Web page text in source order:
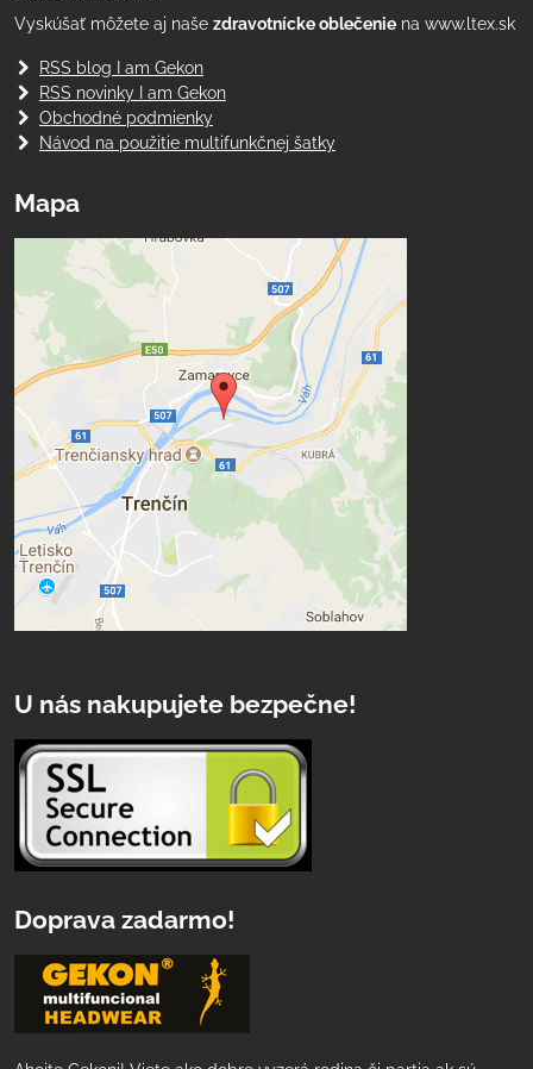
Vyskúšať môžete aj naše zdravotnícke oblečenie na www.ltex.sk
RSS blog I am Gekon
RSS novinky I am Gekon
Obchodné podmienky
Návod na použitie multifunkčnej šatky
Mapa
U nás nakupujete bezpečne!
Doprava zadarmo!